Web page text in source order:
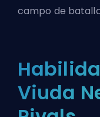
campo de
Viuda